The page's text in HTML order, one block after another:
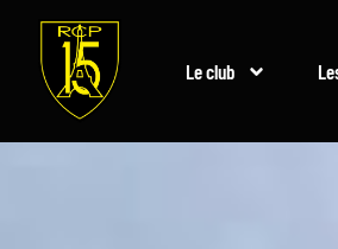
Le club